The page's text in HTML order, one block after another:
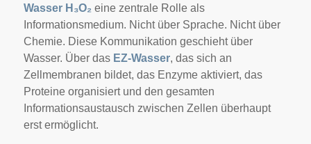
Wasser H₃O₂ eine zentrale Rolle als
Informationsmedium. Nicht über Sprache. Nicht über
Chemie. Diese Kommunikation geschieht über
Wasser. Über das EZ-Wasser, das sich an
Zellmembranen bildet, das Enzyme aktiviert, das
Proteine organisiert und den gesamten
Informationsaustausch zwischen Zellen überhaupt
erst ermöglicht.